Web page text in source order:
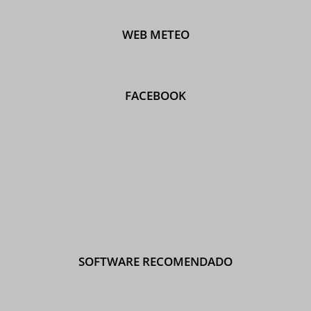
WEB METEO
FACEBOOK
SOFTWARE RECOMENDADO